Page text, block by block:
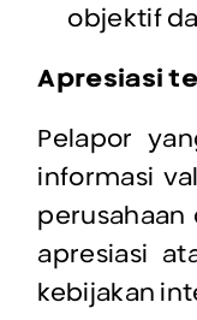
objektif
Apresiasi
Pelapor
informasi
apresiasi
kebijakan